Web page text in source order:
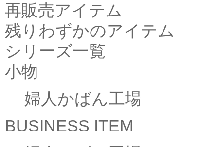
再販売アイテム
残りわずかのアイテム
シリーズ一覧
小物
婦人かばん工場
BUSINESS ITEM